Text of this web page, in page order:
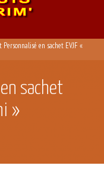
Personnalisé en sachet EVJF «
sachet
»